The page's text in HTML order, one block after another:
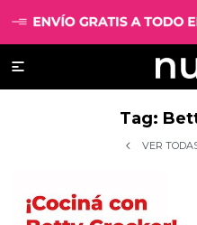

Tag:
VER